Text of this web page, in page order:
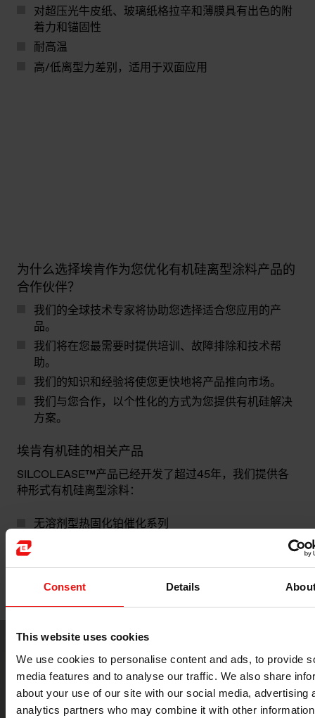
Consent Details
This website uses cookies
We use cookies to personalise content and ads, to provide
media features and to analyse our traffic. We also share
about your use of our site with our social media, advertising
analytics partners who may combine it with other
对超压光牛皮纸、玻璃纸格拉辛和薄膜具有出色的附
着力和锚固性
耐高温
高/低离型力差别，适用于双面应用
为什么选择埃肯作为您优化有机硅离型涂料产品的
合作伙伴？
我们的全球技术专家将协助您选择适合您应用的产
品。
我们将在您最需要时提供培训、故障排除和技术帮
助。
我们的知识和经验将使您更快地将产品推向市场。
我们与您合作，以个性化的方式为您提供有机硅解决
方案。
埃肯有机硅的相关产品
SILCOLEASE™产品已经开发了超过45年，我们提供各
种形式有机硅离型涂料：
无溶剂型热固化铂催化系列
溶剂型可热固化的铂和锡催化系列
无溶剂紫外光固化涂料